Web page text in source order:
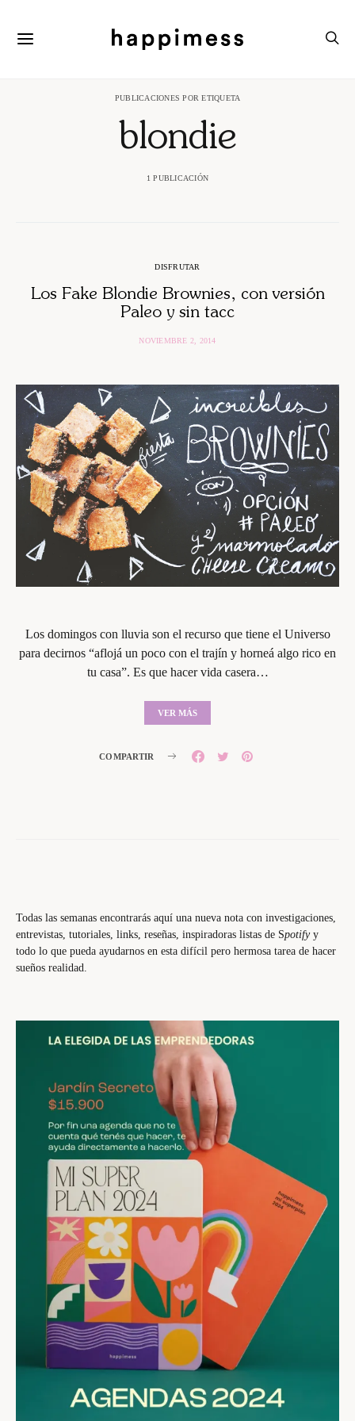
PUBLICACIONES POR ETIQUETA
blondie
1 PUBLICACIÓN
DISFRUTAR
Los Fake Blondie Brownies, con versión
Paleo y sin tacc
NOVIEMBRE 2, 2014
Los domingos con lluvia son el recurso que tiene el Universo
para decirnos “aflojá un poco con el trajín y horneá algo rico en
tu casa”. Es que hacer vida casera…
VER MÁS
COMPARTIR
Todas las semanas encontrarás aquí una nueva nota con investigaciones,
entrevistas, tutoriales, links, reseñas, inspiradoras listas de Spotify y
todo lo que pueda ayudarnos en esta difícil pero hermosa tarea de hacer
sueños realidad.